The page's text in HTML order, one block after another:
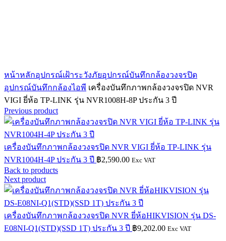
หน้าหลักอุปกรณ์เฝ้าระวังภัยอุปกรณ์บันทึกกล้องวงจรปิด
อุปกรณ์บันทึกกล้องไอพี เครื่องบันทึกภาพกล้องวงจรปิด NVR
VIGI ยี่ห้อ TP-LINK รุ่น NVR1008H-8P ประกัน 3 ปี
Previous product
เครื่องบันทึกภาพกล้องวงจรปิด NVR VIGI ยี่ห้อ TP-LINK รุ่น
NVR1004H-4P ประกัน 3 ปี ฿2,590.00 Exc VAT
Back to products
Next product
เครื่องบันทึกภาพกล้องวงจรปิด NVR ยี่ห้อHIKVISION รุ่น DS-
E08NI-Q1(STD)(SSD 1T) ประกัน 3 ปี ฿9,202.00 Exc VAT